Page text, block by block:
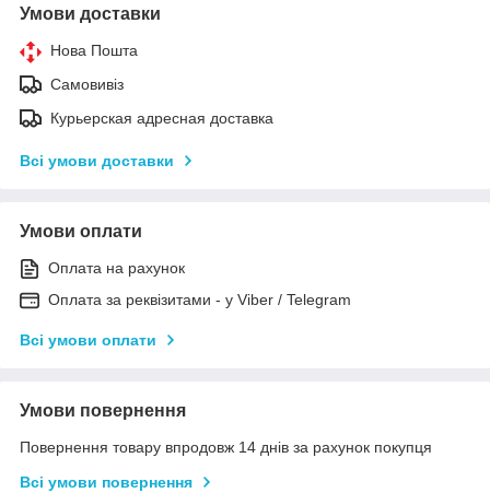
Умови доставки
Нова Пошта
Самовивіз
Курьерская адресная доставка
Всі умови доставки
Умови оплати
Оплата на рахунок
Оплата за реквізитами - у Viber / Telegram
Всі умови оплати
Умови повернення
Повернення товару впродовж 14 днів за рахунок покупця
Всі умови повернення